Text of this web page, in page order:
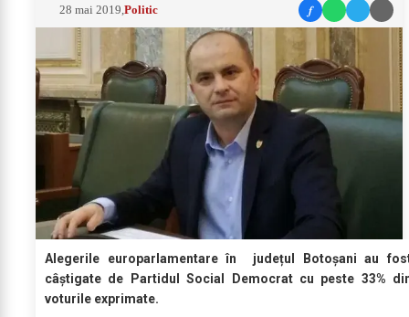
28 mai 2019 ,Politic f
Alegerile europarlamentare în județul Botoșani au
câștigate de Partidul Social Democrat cu peste 33%
voturile exprimate.